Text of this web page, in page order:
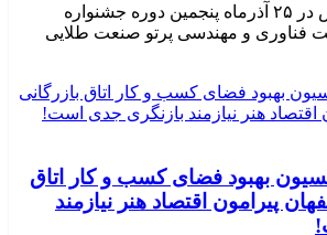
به مناسبت روز پژوهش در ۲۵ آذرماه پنجمین دوره جشنواره
فناوری و مهندسی پرتو صنعت طلایی
بهبود فضای کسب و کار اتاق
پیرامون اقتصاد هنر نیازمند